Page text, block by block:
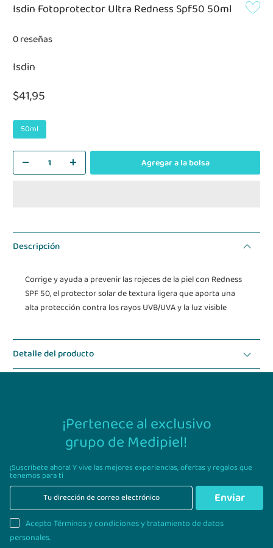
Isdin Fotoprotector Ultra Redness Spf50 50ml
0 reseñas
Isdin
$41,95
50ml
Agregar a la bolsa
Descripción
Corrige y ayuda a prevenir las rojeces de la piel con Redness
SPF 50, el protector solar de textura ligera que aporta una
alta protección contra los rayos UVB/UVA y la luz visible
Detalle del producto
¡Pertenece al exclusivo
grupo de Medipiel!
¡Suscríbete ahora! Y vive las mejores experiencias,ofertas y regalos que
tenemos para ti
Enviar
Acepto Términos y condiciones y tratamiento de datos
personales.